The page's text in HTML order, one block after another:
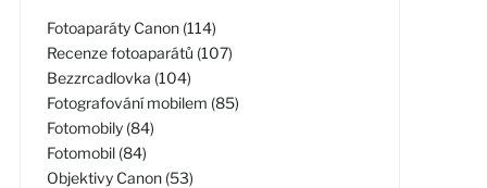
Fotoaparáty Canon (114)
Recenze fotoaparátů (107)
Bezzrcadlovka (104)
Fotografování mobilem (85)
Fotomobily (84)
Fotomobil (84)
Objektivy Canon (53)